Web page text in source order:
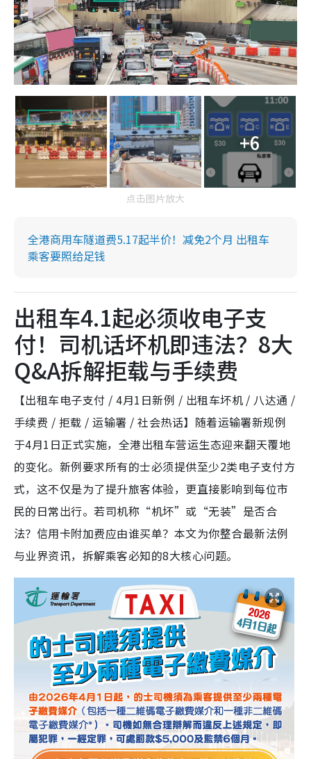
+6
点击图片放大
全港商用车隧道费5.17起半价！减免2个月 出租车
乘客要照给足钱
出租车4.1起必须收电子支
付！司机话坏机即违法？8大
Q&A拆解拒载与手续费
【出租车电子支付 / 4月1日新例 / 出租车坏机 / 八达通 /
手续费 / 拒载 / 运输署 / 社会热话】随着运输署新规例
于4月1日正式实施，全港出租车营运生态迎来翻天覆地
的变化。新例要求所有的士必须提供至少2类电子支付方
式，这不仅是为了提升旅客体验，更直接影响到每位市
民的日常出行。若司机称“机坏”或“无装”是否合
法？信用卡附加费应由谁买单？本文为你整合最新法例
与业界资讯，拆解乘客必知的8大核心问题。